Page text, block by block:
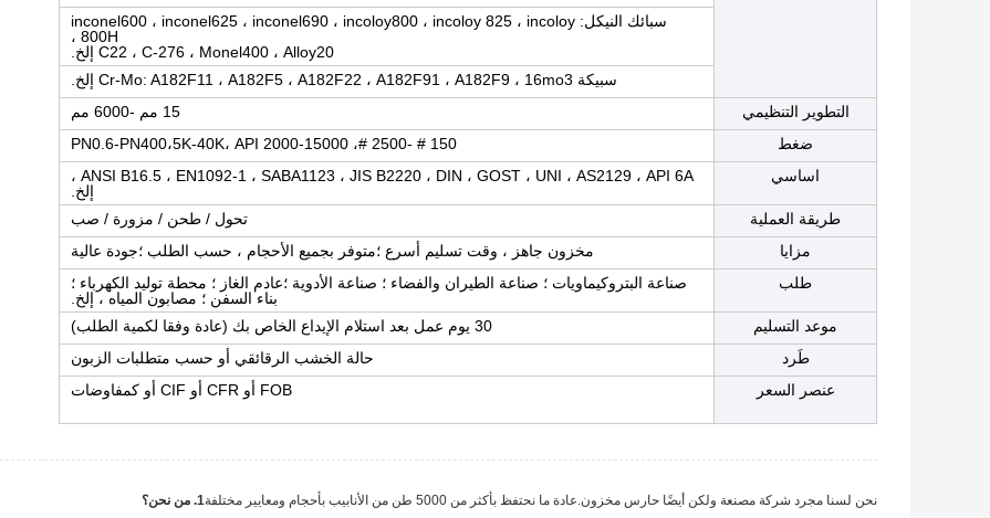
سبائك النيكل: inconel600 ، inconel625 ، inconel690 ، incoloy800 ، incoloy 825 ، incoloy
800H ،
C22 ، C-276 ، Monel400 ، Alloy20 إلخ.
سبيكة Cr-Mo: A182F11 ، A182F5 ، A182F22 ، A182F91 ، A182F9 ، 16mo3 إلخ.
التطوير التنظيمي
15 مم -6000 مم
ضغط
150 # -2500 #، PN0.6-PN400،5K-40K، API 2000-15000
اساسي
ANSI B16.5 ، EN1092-1 ، SABA1123 ، JIS B2220 ، DIN ، GOST ، UNI ، AS2129 ، API 6A ،
إلخ.
طريقة العملية
تحول / طحن / مزورة / صب
مزايا
مخزون جاهز ، وقت تسليم أسرع ؛متوفر بجميع الأحجام ، حسب الطلب ؛جودة عالية
طلب
صناعة البتروكيماويات ؛ صناعة الطيران والفضاء ؛ صناعة الأدوية ؛عادم الغاز ؛ محطة توليد الكهرباء ؛
بناء السفن ؛ مصابون المياه ، إلخ.
موعد التسليم
30 يوم عمل بعد استلام الإيداع الخاص بك (عادة وفقا لكمية الطلب)
طَرد
حالة الخشب الرقائقي أو حسب متطلبات الزبون
عنصر السعر
FOB أو CFR أو CIF أو كمفاوضات
نحن لسنا مجرد شركة مصنعة ولكن أيضًا حارس مخزون.عادة ما نحتفظ بأكثر من 5000 طن من الأنابيب بأحجام ومعايير مختلفة
1. من نحن؟